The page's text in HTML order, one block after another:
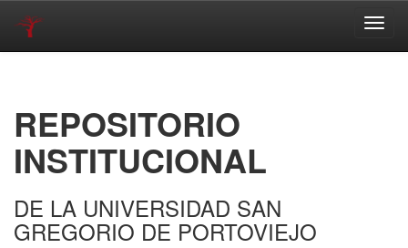
REPOSITORIO
INSTITUCIONAL
DE LA UNIVERSIDAD SAN
GREGORIO DE PORTOVIEJO